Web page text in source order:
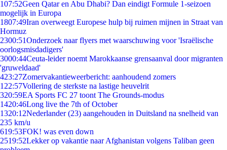
107:52Geen Qatar en Abu Dhabi? Dan eindigt Formule 1-seizoen
mogelijk in Europa
1807:49Iran overweegt Europese hulp bij ruimen mijnen in Straat van
Hormuz
2300:51Onderzoek naar flyers met waarschuwing voor 'Israëlische
oorlogsmisdadigers'
3000:44Ceuta-leider noemt Marokkaanse grensaanval door migranten
'gruweldaad'
423:27Zomervakantieweerbericht: aanhoudend zomers
1 22:57Vollering de sterkste na lastige heuvelrit
320:59EA Sports FC 27 toont The Grounds-modus
1420:46Long live the 7th of October
1320:12Nederlander (23) aangehouden in Duitsland na snelheid van
235 km/u
619:53FOK! was even down
2519:52Lekker op vakantie naar Afghanistan volgens Taliban geen